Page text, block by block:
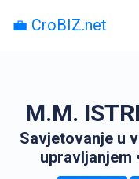
💼 CroBIZ.net
M.M.
Savjetovanje u
upravljanjem